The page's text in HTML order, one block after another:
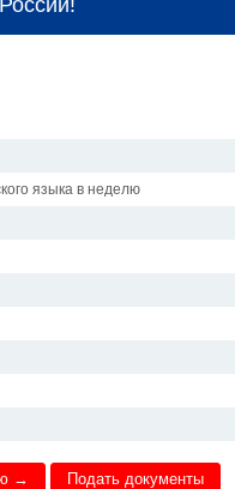
языка в неделю
→ Подать документы